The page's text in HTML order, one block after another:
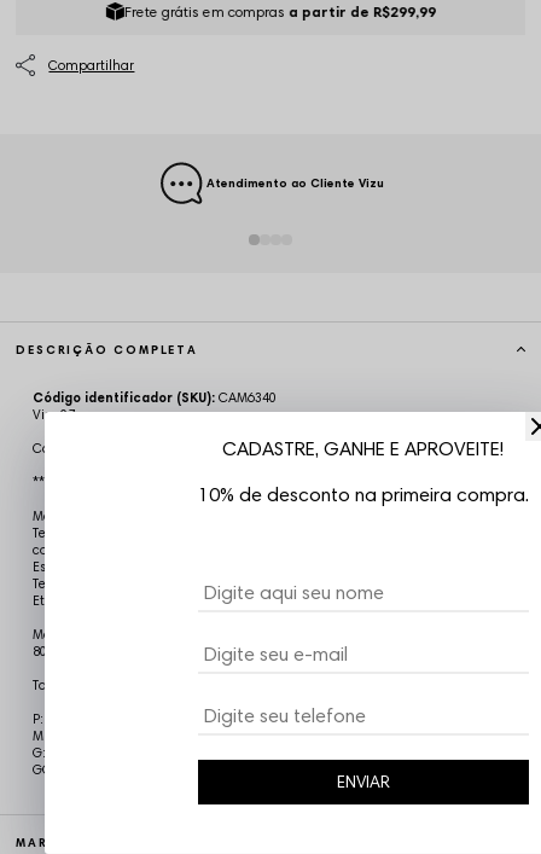
Frete grátis em compras a partir de R$299,99
Atendimento ao Cliente Vizu
DESCRIÇÃO COMPLETA
Código identificador (SKU):CAM6340
Vizu07
Camiseta Oversized Moletinho Totanka
****MODELAGEM GRANDE - CONSULTA TABELA DE MEDIDAS
Modelagem: Oversized 2
Tecido: Malhão Osklen / Gola Ribana
cor: Creme
Estampas: Bordado
Tecido Super Robusto
Etiquetas personalizadas e exclusivas Totanka.
Modelo está usando tamanho M Medidas do Modelo: Altura: 1,84/Peso:
80Kg
Tabela de medidas
P: 73cm Altura x 56cm de Largura x 21cm de Manga
M: 75cm Altura x 60cm de Largura x 22cm de Manga
G: 78cm Altura x 62cm de Largura x 23cm de Manga
GG: 80cm Altura x 64cm de Largura x 24cm de Manga
MARCA
CADASTRE, GANHE E APROVEITE!
10% de desconto na primeira compra.
ENVIAR